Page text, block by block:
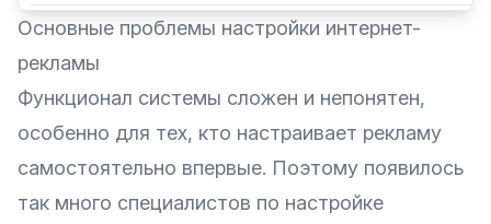
Основные проблемы настройки интернет-
рекламы
Функционал системы сложен и непонятен,
особенно для тех, кто настраивает рекламу
самостоятельно впервые. Поэтому появилось
так много специалистов по настройке